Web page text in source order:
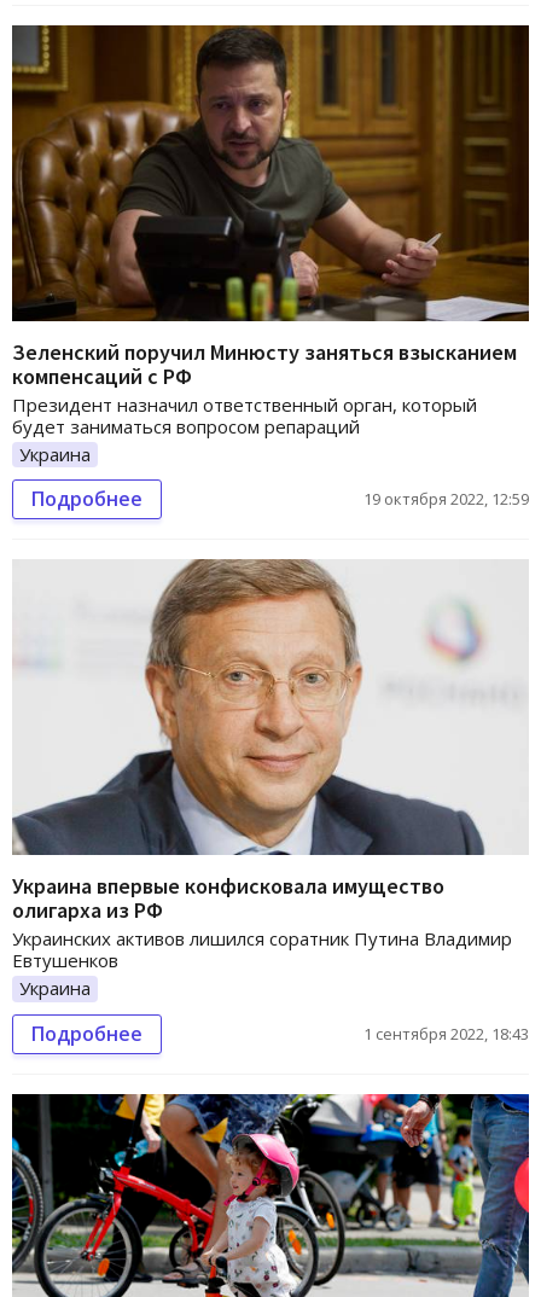
Зеленский поручил Минюсту заняться взысканием
компенсаций с РФ
Президент назначил ответственный орган, который
будет заниматься вопросом репараций
Украина
Подробнее 19 октября 2022, 12:59
Украина впервые конфисковала имущество
олигарха из РФ
Украинских активов лишился соратник Путина Владимир
Евтушенков
Украина
Подробнее 1 сентября 2022, 18:43